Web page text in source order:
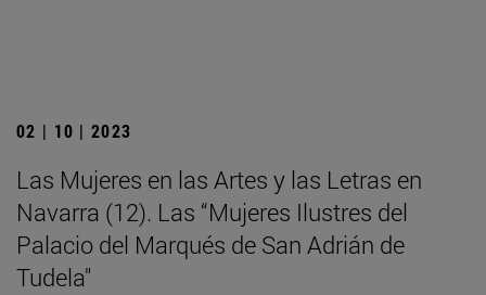
02 | 10 | 2023
Las Mujeres en las Artes y las Letras en
Navarra (12). Las “Mujeres Ilustres del
Palacio del Marqués de San Adrián de
Tudela"